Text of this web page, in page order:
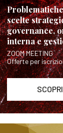
scelte
governance,
interna e
ZOOM MEETING
Offerte per